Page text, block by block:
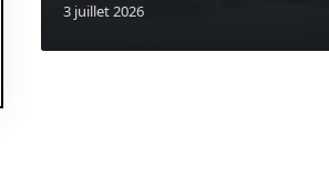
3 juillet 2026